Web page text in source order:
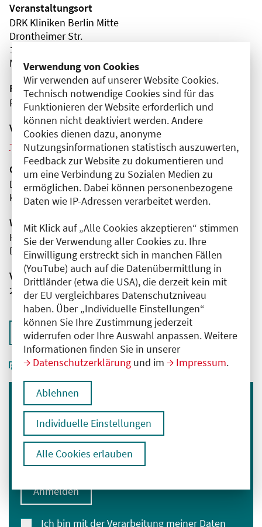
Verwendung von Cookies
Wir verwenden auf unserer Website Cookies.
Technisch notwendige Cookies sind für das
Funktionieren der Website erforderlich und
können nicht deaktiviert werden. Andere
Cookies dienen dazu, anonyme
Nutzungsinformationen statistisch auszuwerten,
Feedback zur Website zu dokumentieren und
um eine Verbindung zu Sozialen Medien zu
ermöglichen. Dabei können personenbezogene
Daten wie IP-Adressen verarbeitet werden.
Mit Klick auf „Alle Cookies akzeptieren“ stimmen
Sie der Verwendung aller Cookies zu. Ihre
Einwilligung erstreckt sich in manchen Fällen
(YouTube) auch auf die Datenübermittlung in
Drittländer (etwa die USA), die derzeit kein mit
der EU vergleichbares Datenschutzniveau
haben. Über „Individuelle Einstellungen“
können Sie Ihre Zustimmung jederzeit
widerrufen oder Ihre Auswahl anpassen. Weitere
Informationen finden Sie in unserer
Datenschutzerklärung und im Impressum.
Ablehnen
Individuelle Einstellungen
Alle Cookies erlauben
Veranstaltungsort
DRK Kliniken Berlin Mitte
Drontheimer Str.
13359 Berlin
Mitte
Fortbildungsformat
Präsenz
Veranstaltungsreihe
Weitere Veranstaltungen dieser Reihe (8)
Organisator(en)
DRK Kliniken Berlin I Mitte
Klinik für Gefäßmedizin Mitte
Wissenschaftliche Leitung
Herr Prof. Dr. med. Tobias Müller
DRK Kliniken Berlin I Mitte
Veranstaltungsnummer
2761102026037380034
Zurück zur Übersicht
Immer informiert bleiben
Melden Sie sich für unseren Newsletter an:
E-Mail-Adresse eingeben
Ich bin mit der Verarbeitung meiner Daten
Anmelden